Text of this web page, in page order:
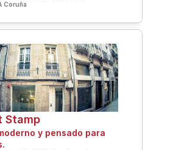
Coruña
Stamp
y pensado para